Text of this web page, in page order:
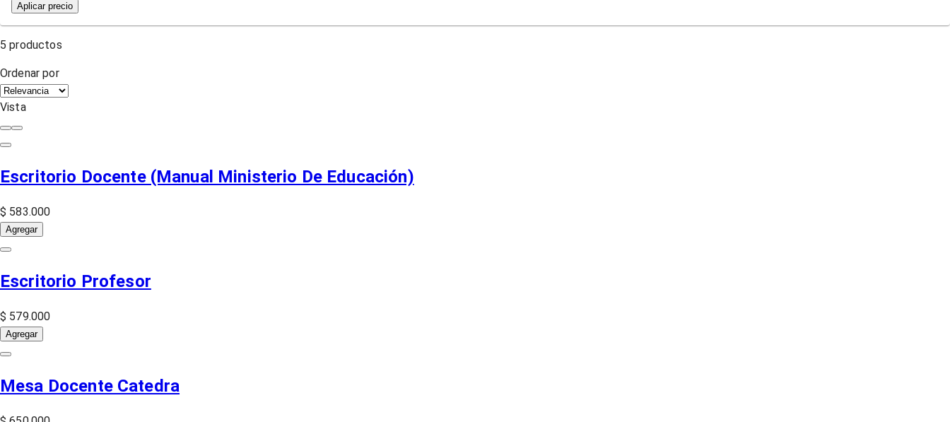
Aplicar precio
5 productos
Ordenar por
Vista
Escritorio Docente (Manual Ministerio De Educación)
$ 583.000
Agregar
Escritorio Profesor
$ 579.000
Agregar
Mesa Docente Catedra